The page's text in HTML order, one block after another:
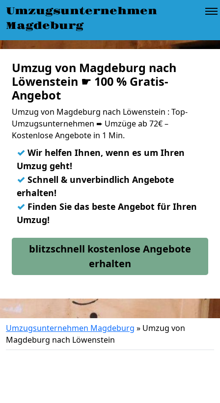
Umzugsunternehmen
Magdeburg
Umzug von Magdeburg nach
Löwenstein ☛ 100 % Gratis-
Angebot
Umzug von Magdeburg nach Löwenstein : Top-
Umzugsunternehmen ➨ Umzüge ab 72€ –
Kostenlose Angebote in 1 Min.
✓ Wir helfen Ihnen, wenn es um Ihren
Umzug geht!
✓ Schnell & unverbindlich Angebote
erhalten!
✓ Finden Sie das beste Angebot für Ihren
Umzug!
blitzschnell kostenlose Angebote
erhalten
Umzugsunternehmen Magdeburg » Umzug von
Magdeburg nach Löwenstein